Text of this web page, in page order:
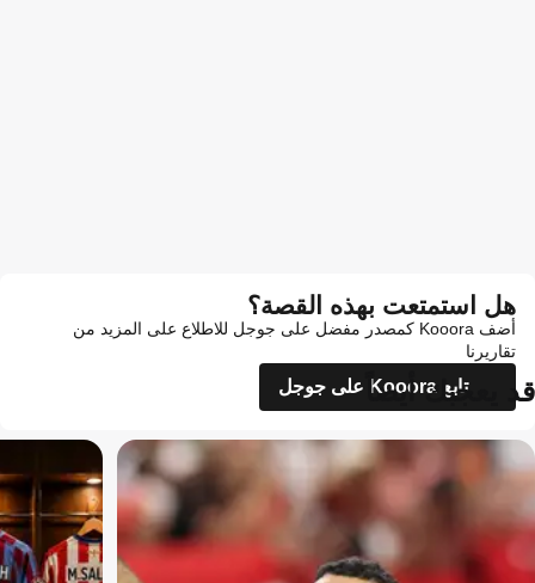
هل استمتعت بهذه القصة؟
أضف Kooora كمصدر مفضل على جوجل للاطلاع على المزيد من
تقاريرنا
تابع Kooora على جوجل
قد يعجبك أيضاً